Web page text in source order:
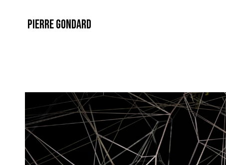
PIERRE GONDARD